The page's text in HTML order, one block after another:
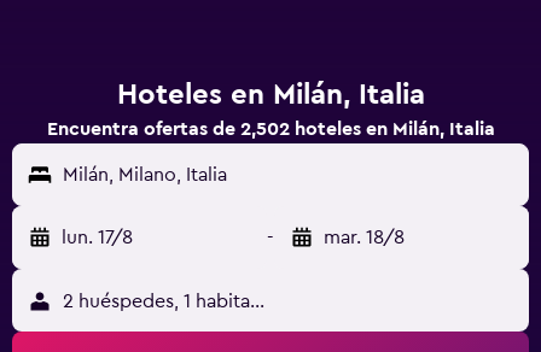
Hoteles en Milán, Italia
Encuentra ofertas de 2,502 hoteles en Milán, Italia
Milán, Milano, Italia
lun. 17/8 - mar. 18/8
2 huéspedes, 1 habitación